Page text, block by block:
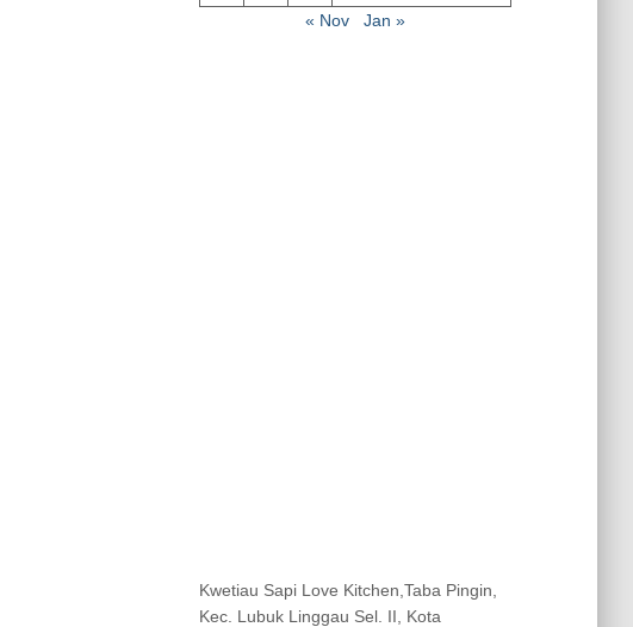
« Nov
Jan »
Kwetiau Sapi Love Kitchen,Taba Pingin,
Kec. Lubuk Linggau Sel. II, Kota